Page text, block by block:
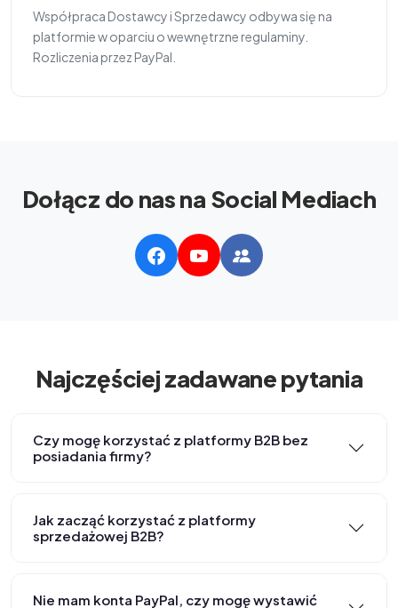
Współpraca Dostawcy i Sprzedawcy odbywa się na
platformie w oparciu o wewnętrzne regulaminy.
Rozliczenia przez PayPal.
Dołącz do nas na Social Mediach
Najczęściej zadawane pytania
Czy mogę korzystać z platformy B2B bez
posiadania firmy?
Jak zacząć korzystać z platformy
sprzedażowej B2B?
Nie mam konta PayPal, czy mogę wystawić